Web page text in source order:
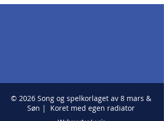
© 2026 Song og spelkorlaget av 8 mars &
Søn | Koret med egen radiator